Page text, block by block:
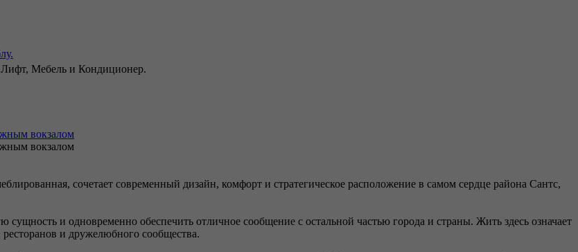
Мебель и Кондиционер.
вокзалом
вокзалом
сочетает современный дизайн, комфорт и стратегическое расположение в самом сердце района Сантс,
и одновременно обеспечить отличное сообщение с остальной частью города и страны. Жить здесь означает
и дружелюбного сообщества.